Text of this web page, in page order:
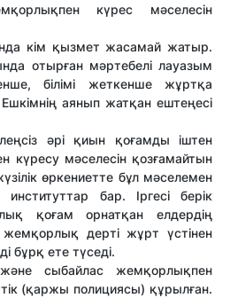
күрес мәселесін
кім қызмет жасамай жатыр.
отырған мәртебелі лауазым
білімі жеткенше жұртқа
аянып жатқан ештеңесі
әрі қиын қоғамды іштен
күресу мәселесін қозғамайтын
өркениетте бұл мәселемен
бар. Іргесі берік
қоғам орнатқан елдердің
жемқорлық дерті жұрт үстінен
бұрқ ете түседі.
сыбайлас жемқорлықпен
(қаржы полициясы) құрылған.